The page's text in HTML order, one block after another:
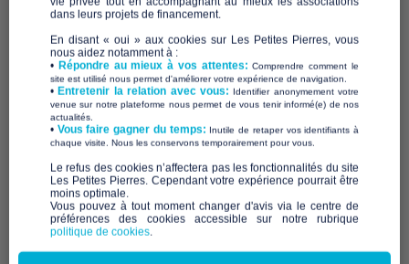
nouveau mobilier
dans leurs projets de financement.
En disant « oui » aux cookies sur Les Petites Pierres, vous
nous aidez notamment à :
• Répondre au mieux à vos attentes:Comprendre comment le
site est utilisé nous permet d'améliorer votre expérience de navigation.
•Entretenir la relation avec vous: Identifier anonymement votre
venue sur notre plateforme nous permet de vous tenir informé(e) de nos
actualités.
​• Vous faire gagner du temps: Inutile de retaper vos identifiants à
chaque visite. Nous les conservons temporairement pour vous.
​Le refus des cookies n’affectera pas les fonctionnalités du site
Les Petites Pierres. Cependant votre expérience pourrait être
moins optimale.​
Vous pouvez à tout moment changer d'avis via le centre de
préférences des cookies accessible sur notre rubrique
politique de cookies.